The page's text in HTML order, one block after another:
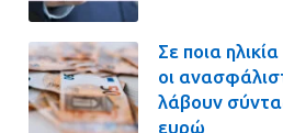
Σε ποια
οι
λάβουν
ευρώ